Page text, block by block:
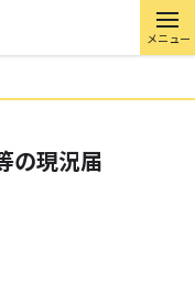
メニュー
の現況届